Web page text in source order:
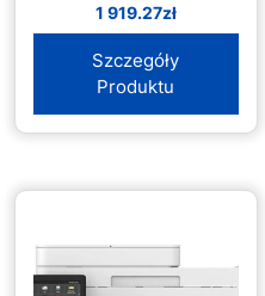
1 919.27zł
Szczegóły
Produktu